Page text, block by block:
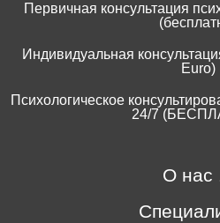
Первичная консультация
Индивидуальная
Euro)
Психологическое
24/7
О нас